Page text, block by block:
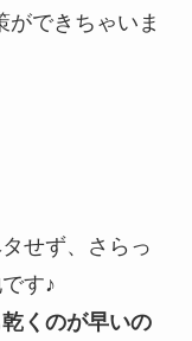
ができちゃいま
せず、さらっ
す♪
くのが早いの